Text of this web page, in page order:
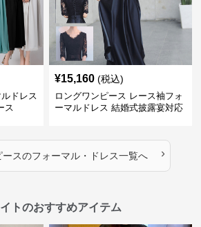
ドレス
ス
¥15,160 (税込)
ロングワンピース レース袖フォ
ーマルドレス 結婚式披露宴対応
ースのフォーマル・ドレス一覧へ ›
トのおすすめアイテム